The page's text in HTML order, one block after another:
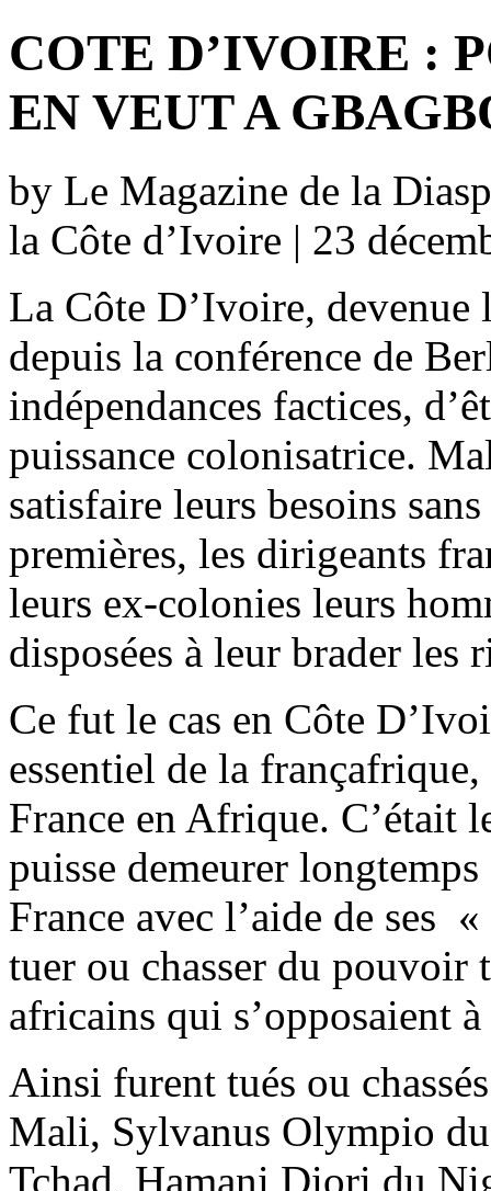
COTE D’IVOIRE :
EN VEUT A
by Le Magazine de la
la Côte d’Ivoire | 23
La Côte D’Ivoire, devenue
depuis la conférence de
indépendances factices,
puissance colonisatrice.
satisfaire leurs besoins
premières, les dirigeants
leurs ex-colonies leurs
disposées à leur brader les
Ce fut le cas en Côte
essentiel de la
France en Afrique. C’était
puisse demeurer
France avec l’aide de ses
tuer ou chasser du pouvoir
africains qui s’opposaient
Ainsi furent tués ou
Mali, Sylvanus Olympio
Tchad, Hamani Diori du